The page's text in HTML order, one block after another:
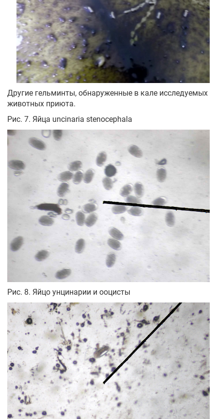
Другие гельминты, обнаруженные в кале исследуемых
животных приюта.
Рис. 7. Яйца uncinaria stenocephala
Рис. 8. Яйцо унцинарии и ооцисты